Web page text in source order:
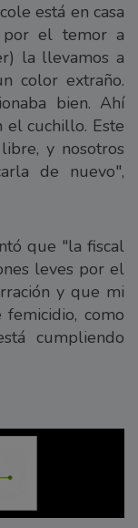
está en casa
por el temor a
la llevamos a
color extraño.
bien. Ahí
el cuchillo. Este
y nosotros
de nuevo",
que "la fiscal
leves por el
y que mi
como
cumpliendo